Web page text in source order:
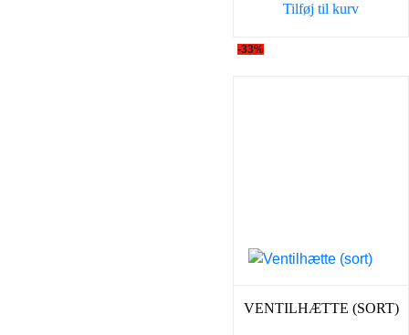
5,95 kr..
Tilføj til kurv
-33%
VENTILHÆTTE (SORT)